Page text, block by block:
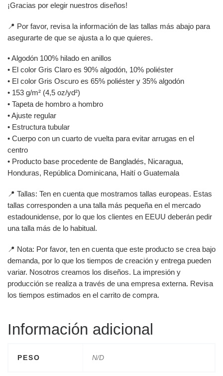
¡Gracias por elegir nuestros diseños!
📍 Por favor, revisa la información de las tallas más abajo para
asegurarte de que se ajusta a lo que quieres.
• Algodón 100% hilado en anillos
• El color Gris Claro es 90% algodón, 10% poliéster
• El color Gris Oscuro es 65% poliéster y 35% algodón
• 153 g/m² (4,5 oz/yd²)
• Tapeta de hombro a hombro
• Ajuste regular
• Estructura tubular
• Cuerpo con un cuarto de vuelta para evitar arrugas en el
centro
• Producto base procedente de Bangladés, Nicaragua,
Honduras, República Dominicana, Haití o Guatemala
📍 Tallas: Ten en cuenta que mostramos tallas europeas. Estas
tallas corresponden a una talla más pequeña en el mercado
estadounidense, por lo que los clientes en EEUU deberán pedir
una talla más de lo habitual.
📍 Nota: Por favor, ten en cuenta que este producto se crea bajo
demanda, por lo que los tiempos de creación y entrega pueden
variar. Nosotros creamos los diseños. La impresión y
producción se realiza a través de una empresa externa. Revisa
los tiempos estimados en el carrito de compra.
Información adicional
PESO N/D